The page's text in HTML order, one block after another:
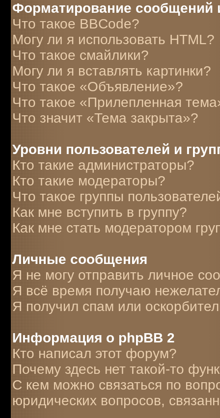
Форматирование сообщений
Что такое BBCode?
Могу ли я использовать HTML?
Что такое смайлики?
Могу ли я вставлять картинки?
Что такое «Объявление»?
Что такое «Прилепленная
Что значит «Тема закрыта»?
Уровни пользователей и
Кто такие администраторы?
Кто такие модераторы?
Что такое группы
Как мне вступить в группу?
Как мне стать модератором
Личные сообщения
Я не могу отправить личное
Я всё время получаю
Я получил спам или
Информация о phpBB 2
Кто написал этот форум?
Почему здесь нет такой-то
С кем можно связаться по
юридических вопросов,